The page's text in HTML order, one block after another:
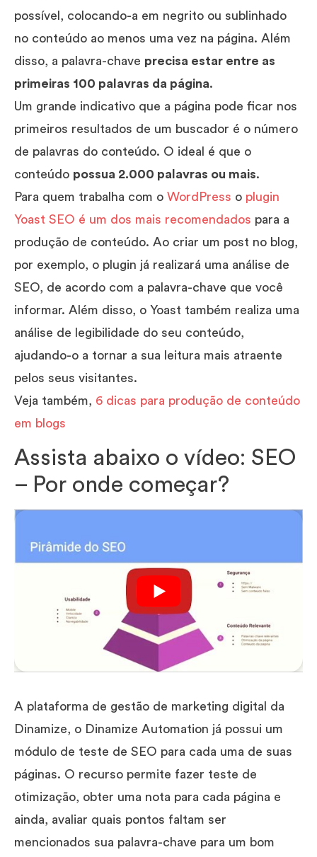
possível, colocando-a em negrito ou sublinhado
no conteúdo ao menos uma vez na página. Além
disso, a palavra-chave precisa estar entre as
primeiras 100 palavras da página.
Um grande indicativo que a página pode ficar nos
primeiros resultados de um buscador é o número
de palavras do conteúdo. O ideal é que o
conteúdo possua 2.000 palavras ou mais.
Para quem trabalha com o WordPress o plugin
Yoast SEO é um dos mais recomendados para a
produção de conteúdo. Ao criar um post no blog,
por exemplo, o plugin já realizará uma análise de
SEO, de acordo com a palavra-chave que você
informar. Além disso, o Yoast também realiza uma
análise de legibilidade do seu conteúdo,
ajudando-o a tornar a sua leitura mais atraente
pelos seus visitantes.
Veja também, 6 dicas para produção de conteúdo
em blogs
Assista abaixo o vídeo: SEO
– Por onde começar?
A plataforma de gestão de marketing digital da
Dinamize, o Dinamize Automation já possui um
módulo de teste de SEO para cada uma de suas
páginas. O recurso permite fazer teste de
otimização, obter uma nota para cada página e
ainda, avaliar quais pontos faltam ser
mencionados sua palavra-chave para um bom